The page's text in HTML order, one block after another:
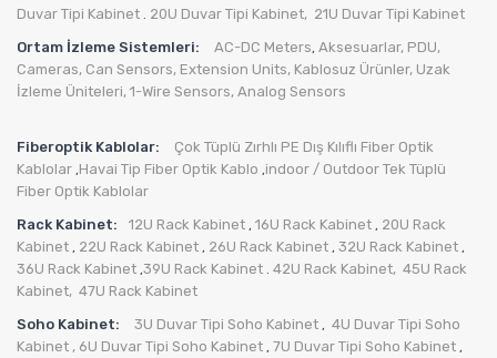
Duvar Tipi Kabinet . 20U Duvar Tipi Kabinet, 21U Duvar Tipi Kabinet
Ortam İzleme Sistemleri:
AC-DC Meters, Aksesuarlar, PDU,
Cameras, Can Sensors, Extension Units, Kablosuz Ürünler, Uzak
İzleme Üniteleri, 1-Wire Sensors, Analog Sensors
Fiberoptik Kablolar:
Çok Tüplü Zırhlı PE Dış Kılıflı Fiber Optik
Kablolar ,Havai Tip Fiber Optik Kablo ,indoor / Outdoor Tek Tüplü
Fiber Optik Kablolar
Rack Kabinet:
12U Rack Kabinet , 16U Rack Kabinet , 20U Rack
Kabinet , 22U Rack Kabinet , 26U Rack Kabinet , 32U Rack Kabinet ,
36U Rack Kabinet ,39U Rack Kabinet . 42U Rack Kabinet, 45U Rack
Kabinet, 47U Rack Kabinet
Soho Kabinet:
3U Duvar Tipi Soho Kabinet , 4U Duvar Tipi Soho
Kabinet , 6U Duvar Tipi Soho Kabinet , 7U Duvar Tipi Soho Kabinet ,